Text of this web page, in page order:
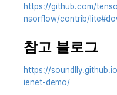
https://github.com/
nsorflow/contrib/
참고 블로그
https://
ienet-demo/